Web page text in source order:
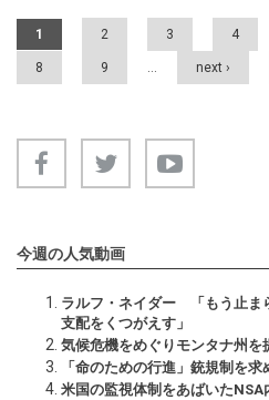
Pages
1 2 3 4
8 9 … next ›
今週の人気動画
ラルフ・ネイダー 「もう止
支配をくつがえす」
気候危機をめぐりモンタナ州を
「命のための行進」銃規制を
米国の監視体制をあばいた